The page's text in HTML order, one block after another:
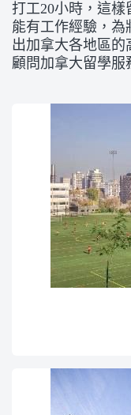
打工20小時，這
能有工作經驗，為
出加拿大各地區的
顧問加拿大留學服